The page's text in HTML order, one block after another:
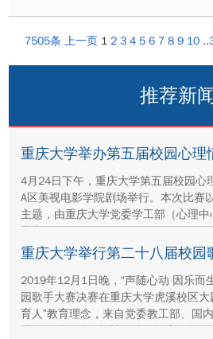
7505条 上一页 1 2 3 4 5 6 7 8 9 10 ..
推荐新
重庆大学举办第五届校园心理
4月24日下午，重庆大学第五届校园心
A区美视电影学院剧场举行。本次比赛
主题，由重庆大学党委学工部（心理
承办。
重庆大学举行第二十八届校园
2019年12月1日晚，“声随心动 因乐而
园歌手大赛决赛在重庆大学虎溪校区
育人”教育理念，来自党委教工部、国
院、管科学院、机械学院等校内各单